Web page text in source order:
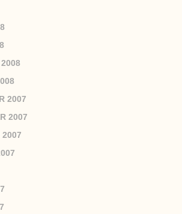
2007
2007
2007